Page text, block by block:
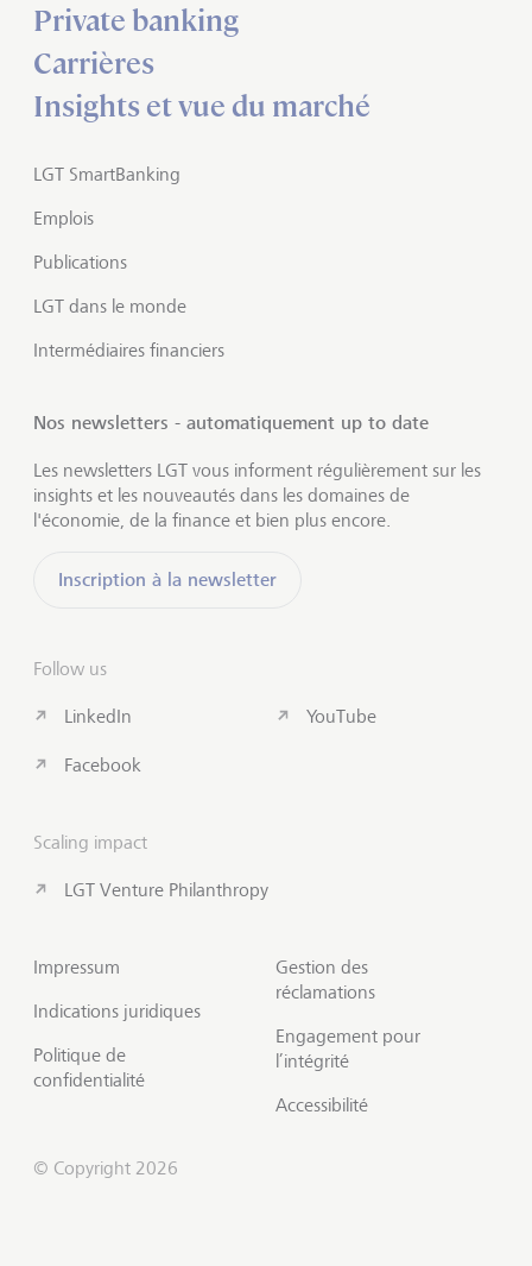
Private banking
Carrières
Insights et vue du marché
LGT SmartBanking
Emplois
Publications
LGT dans le monde
Intermédiaires financiers
Nos newsletters - automatiquement up to date
Les newsletters LGT vous informent régulièrement sur les
insights et les nouveautés dans les domaines de
l'économie, de la finance et bien plus encore.
Inscription à la newsletter
Follow us
LinkedIn
Facebook
YouTube
Scaling impact
LGT Venture Philanthropy
Impressum
Indications juridiques
Politique de
confidentialité
Gestion des
réclamations
Engagement pour
l’intégrité
Accessibilité
© Copyright 2026